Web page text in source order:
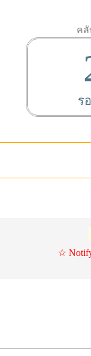
คลั
ร
☆